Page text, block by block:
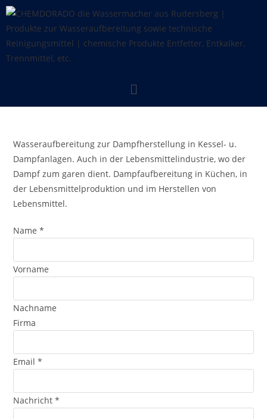
Wasseraufbereitung zur Dampfherstellung in Kessel- u.
Dampfanlagen. Auch in der Lebensmittelindustrie, wo der
Dampf zum garen dient. Dampfaufbereitung in Küchen, in
der Lebensmittelproduktion und im Herstellen von
Lebensmittel.
Name*
Vorname
Nachname
E
a
i
F
i
Firma
Email*
Nachricht*